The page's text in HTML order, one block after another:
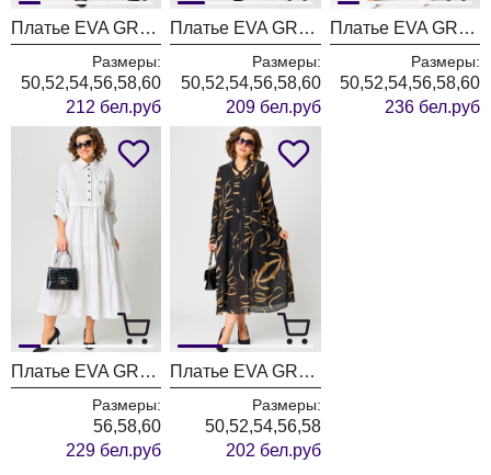
Платье EVA GRANT 7303
Размеры:
50,52,54,56,58,60
212 бел.руб
Платье EVA GRANT 7116 черный + принт
Размеры:
50,52,54,56,58,60
209 бел.руб
Платье EVA GRANT 7181Е темно-синий
Размеры:
50,52,54,56,58,60
236 бел.руб
Платье EVA GRANT 7176С белый в полоску
Размеры:
56,58,60
229 бел.руб
Платье EVA GRANT 7293 черный с принтом
Размеры:
50,52,54,56,58
202 бел.руб